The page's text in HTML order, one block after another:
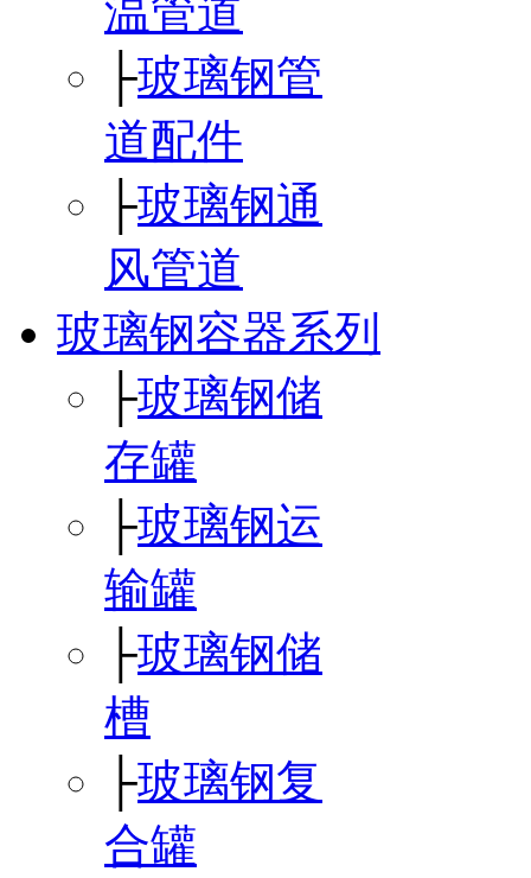
温管道
├玻璃钢管
道配件
├玻璃钢通
风管道
玻璃钢容器系列
├玻璃钢储
存罐
├玻璃钢运
输罐
├玻璃钢储
槽
├玻璃钢复
合罐